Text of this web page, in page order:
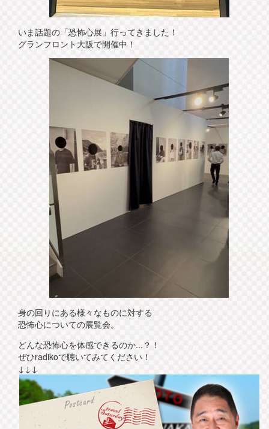
いま話題の「恐怖心展」行ってきました！
グランフロント大阪で開催中！
身の回りにある様々なものに対する
恐怖心についての展覧会。
どんな恐怖心を体感できるのか...？！
ぜひradikoで聴いてみてください！
↓↓↓